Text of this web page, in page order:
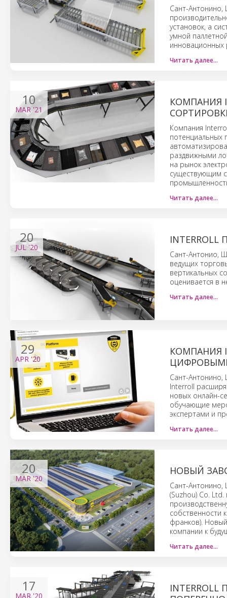
Сант-Антонино,
установок, а
умной
инновационных
Читать далее…
10
MAR'21
КОМПАНИЯ
Компания
потенциальных
раздвижными
на рынок
существующим
Читать далее…
20
JUL'20
Сант-Антонио,
ведущих
вертикальных
оценивается в
Читать далее…
29
APR '20
КОМПАНИЯ
Сант-
Interroll
новых онлайн-
обучающие
экспертами и
Читать далее…
20
MAR'20
НОВЫЙ
Сант-Антонино,
(Suzhou) Co.
собственности
франков).
компании к
Читать далее…
17
MAR'20